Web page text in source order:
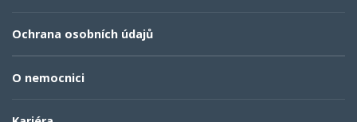
Ochrana osobních údajů
O nemocnici